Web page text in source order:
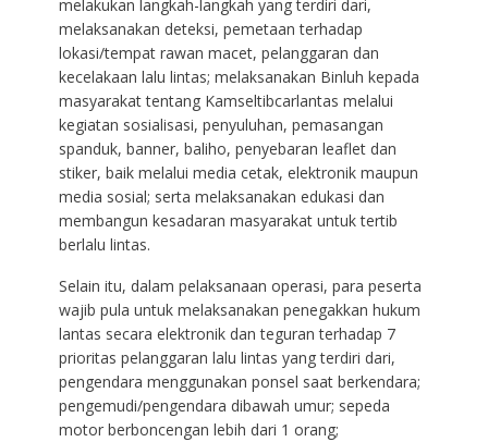
melakukan langkah-langkah yang terdiri dari,
melaksanakan deteksi, pemetaan terhadap
lokasi/tempat rawan macet, pelanggaran dan
kecelakaan lalu lintas; melaksanakan Binluh kepada
masyarakat tentang Kamseltibcarlantas melalui
kegiatan sosialisasi, penyuluhan, pemasangan
spanduk, banner, baliho, penyebaran leaflet dan
stiker, baik melalui media cetak, elektronik maupun
media sosial; serta melaksanakan edukasi dan
membangun kesadaran masyarakat untuk tertib
berlalu lintas.
Selain itu, dalam pelaksanaan operasi, para peserta
wajib pula untuk melaksanakan penegakkan hukum
lantas secara elektronik dan teguran terhadap 7
prioritas pelanggaran lalu lintas yang terdiri dari,
pengendara menggunakan ponsel saat berkendara;
pengemudi/pengendara dibawah umur; sepeda
motor berboncengan lebih dari 1 orang;